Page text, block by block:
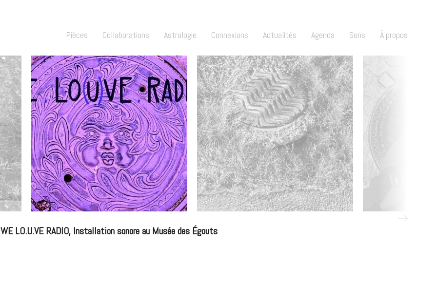
Pièces Collaborations Astrologie Connexions Actualités Agenda Sons À propos
WE LO.U.VE RADIO, Installation sonore au Musée des Égouts